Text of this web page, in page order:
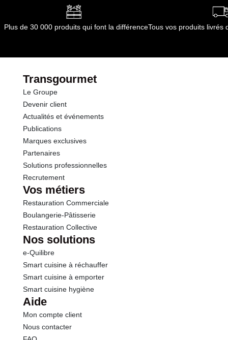
Plus de 30 000 produits qui font la différenceTous vos produits livrés
Transgourmet
Le Groupe
Devenir client
Actualités et événements
Publications
Marques exclusives
Partenaires
Solutions professionnelles
Recrutement
Vos métiers
Restauration Commerciale
Boulangerie-Pâtisserie
Restauration Collective
Nos solutions
e-Quilibre
Smart cuisine à réchauffer
Smart cuisine à emporter
Smart cuisine hygiène
Aide
Mon compte client
Nous contacter